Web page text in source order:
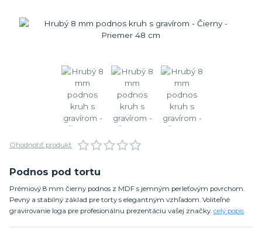
Ohodnotiť produkt
Podnos pod tortu
Prémiový 8 mm čierny podnos z MDF s jemným perleťovým povrchom.
Pevný a stabilný základ pre torty s elegantným vzhľadom. Voliteľné
gravírovanie loga pre profesionálnu prezentáciu vašej značky. celý popis